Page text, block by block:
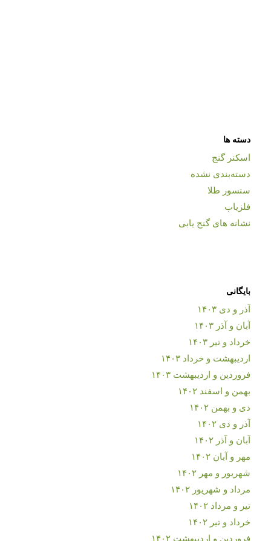
دسته ها
اسکنر گنج
دسته‌بندی نشده
سنسور طلا
فلزیاب
نشانه های گنج یابی
بایگانی
آذر و دی ۱۴۰۳
آبان و آذر ۱۴۰۳
خرداد و تیر ۱۴۰۳
اردیبهشت و خرداد ۱۴۰۳
فروردین و اردیبهشت ۱۴۰۳
بهمن و اسفند ۱۴۰۲
دی و بهمن ۱۴۰۲
آذر و دی ۱۴۰۲
آبان و آذر ۱۴۰۲
مهر و آبان ۱۴۰۲
شهریور و مهر ۱۴۰۲
مرداد و شهریور ۱۴۰۲
تیر و مرداد ۱۴۰۲
خرداد و تیر ۱۴۰۲
فروردین و اردیبهشت ۱۴۰۲